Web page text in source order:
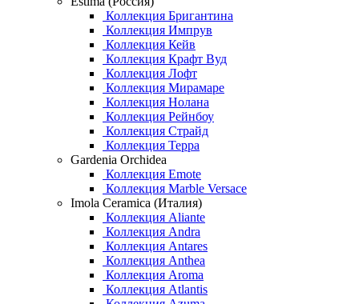
Коллекция Бригантина
Коллекция Импрув
Коллекция Кейв
Коллекция Крафт Вуд
Коллекция Лофт
Коллекция Мирамаре
Коллекция Нолана
Коллекция Рейнбоу
Коллекция Страйд
Коллекция Терра
Gardenia Orchidea
Коллекция Emote
Коллекция Marble Versace
Imola Ceramica (Италия)
Коллекция Aliante
Коллекция Andra
Коллекция Antares
Коллекция Anthea
Коллекция Aroma
Коллекция Atlantis